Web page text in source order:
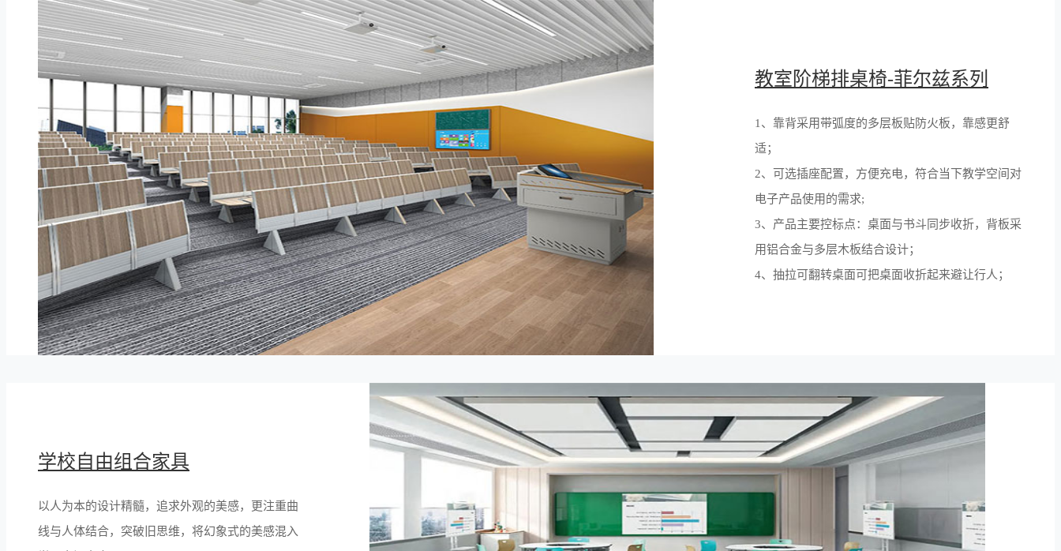
教室阶梯排桌椅-菲尔兹系列
1、靠背采用带弧度的多层板贴防火板，靠感更舒
适；
2、可选插座配置，方便充电，符合当下教学空间对
电子产品使用的需求;
3、产品主要控标点：桌面与书斗同步收折，背板采
用铝合金与多层木板结合设计；
4、抽拉可翻转桌面可把桌面收折起来避让行人；
学校自由组合家具
以人为本的设计精髓，追求外观的美感，更注重曲
线与人体结合，突破旧思维，将幻象式的美感混入